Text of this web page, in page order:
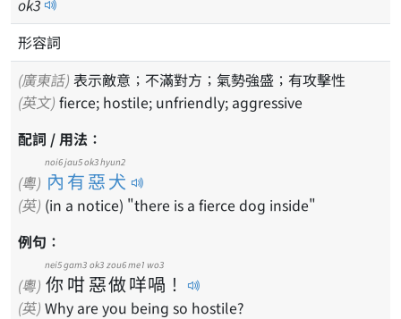
ok3
形容詞
(廣東話) 表示敵意；不滿對方；氣勢強盛；有攻擊性
(英文) fierce; hostile; unfriendly; aggressive
配詞 / 用法：
(粵) 內有惡犬
noi6 jau5 ok3 hyun2
(英) (in a notice) "there is a fierce dog inside"
例句：
(粵) 你
nei5
咁
gam3
惡
ok3
做
zou6
咩
me1
喎
wo3
！
(英) Why are you being so hostile?